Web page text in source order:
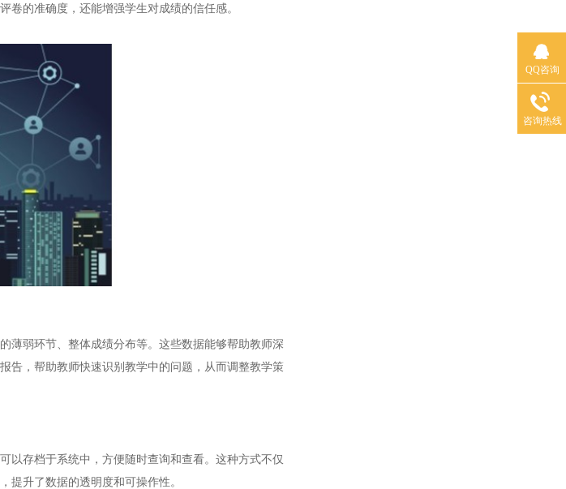
的准确度，还能增强学生对成绩的信任感。
弱环节、整体成绩分布等。这些数据能够帮助教师深
告，帮助教师快速识别教学中的问题，从而调整教学策
存档于系统中，方便随时查询和查看。这种方式不仅
提升了数据的透明度和可操作性。
QQ咨询
咨询热线